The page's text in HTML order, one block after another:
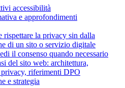
accessibilità
e approfondimenti
rispettare la privacy sin dalla
di un sito o servizio digitale
il consenso quando necessario
del sito web: architettura,
riferimenti DPO
e strategia